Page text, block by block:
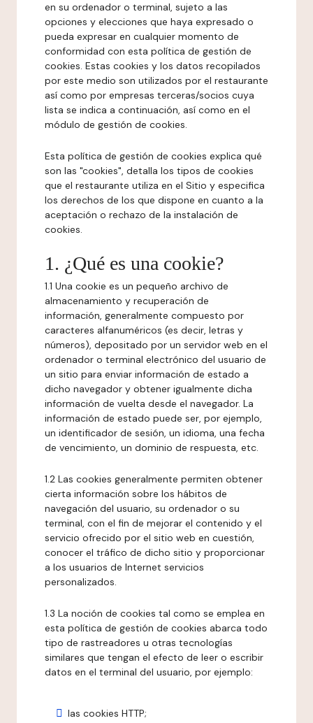
en su ordenador o terminal, sujeto a las
opciones y elecciones que haya expresado o
pueda expresar en cualquier momento de
conformidad con esta política de gestión de
cookies. Estas cookies y los datos recopilados
por este medio son utilizados por el restaurante
así como por empresas terceras/socios cuya
lista se indica a continuación, así como en el
módulo de gestión de cookies.
Esta política de gestión de cookies explica qué
son las "cookies", detalla los tipos de cookies
que el restaurante utiliza en el Sitio y especifica
los derechos de los que dispone en cuanto a la
aceptación o rechazo de la instalación de
cookies.
1. ¿Qué es una cookie?
1.1 Una cookie es un pequeño archivo de
almacenamiento y recuperación de
información, generalmente compuesto por
caracteres alfanuméricos (es decir, letras y
números), depositado por un servidor web en el
ordenador o terminal electrónico del usuario de
un sitio para enviar información de estado a
dicho navegador y obtener igualmente dicha
información de vuelta desde el navegador. La
información de estado puede ser, por ejemplo,
un identificador de sesión, un idioma, una fecha
de vencimiento, un dominio de respuesta, etc.
1.2 Las cookies generalmente permiten obtener
cierta información sobre los hábitos de
navegación del usuario, su ordenador o su
terminal, con el fin de mejorar el contenido y el
servicio ofrecido por el sitio web en cuestión,
conocer el tráfico de dicho sitio y proporcionar
a los usuarios de Internet servicios
personalizados.
1.3 La noción de cookies tal como se emplea en
esta política de gestión de cookies abarca todo
tipo de rastreadores u otras tecnologías
similares que tengan el efecto de leer o escribir
datos en el terminal del usuario, por ejemplo:
las cookies HTTP;